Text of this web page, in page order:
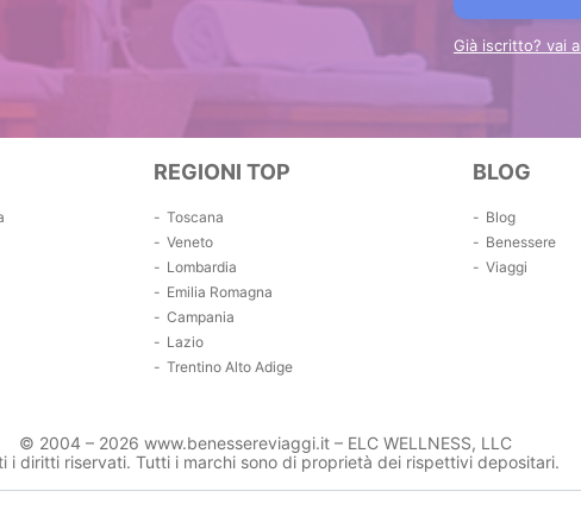
Già iscritto? vai
REGIONI TOP
Toscana
Veneto
Lombardia
Emilia Romagna
Campania
Lazio
Trentino Alto Adige
BLOG
Blog
Benessere
Viaggi
© 2004 – 2026 www.benessereviaggi.it – ELC WELLNESS, LLC
i diritti riservati. Tutti i marchi sono di proprietà dei rispettivi depositari.